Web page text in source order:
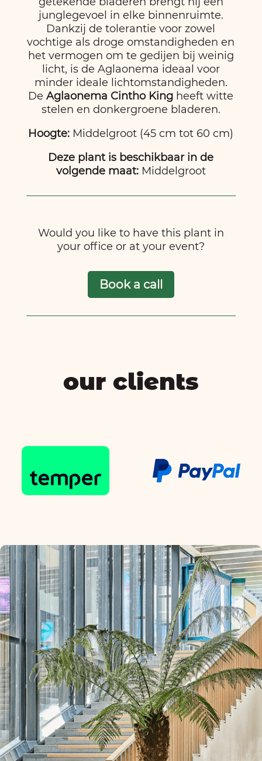
junglegevoel in elke binnenruimte.
Dankzij de tolerantie voor zowel
vochtige als droge omstandigheden en
het vermogen om te gedijen bij weinig
licht, is de Aglaonema ideaal voor
minder ideale lichtomstandigheden.
DeAglaonema Cintho King heeft witte
stelen en donkergroene bladeren.
Hoogte: Middelgroot (45 cm tot 60 cm)
Deze plant is beschikbaar in de
volgende maat:Middelgroot
Would you like to have this plant in
your office or at your event?
Book a call
our clients